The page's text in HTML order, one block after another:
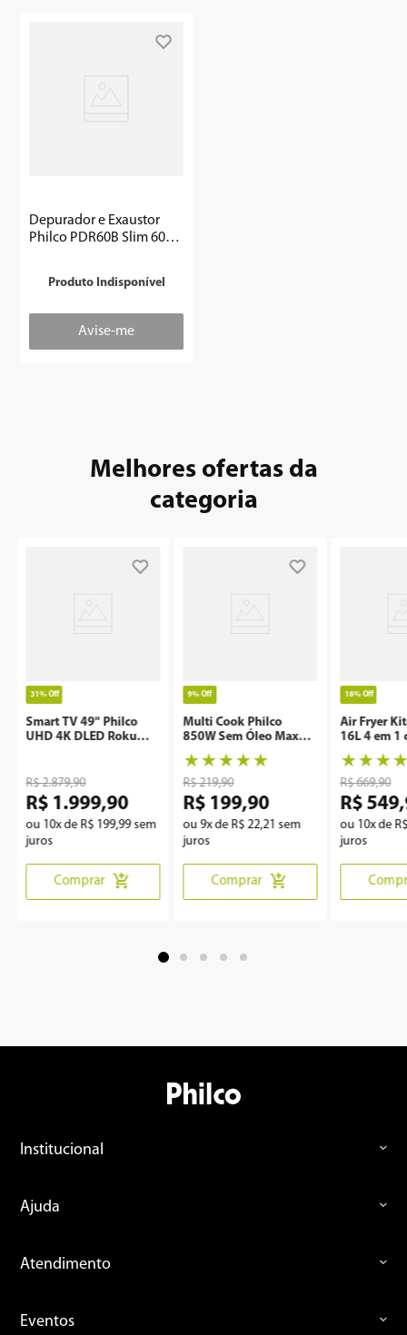
Depurador e Exaustor
Philco PDR60B Slim 60cm
Produto Indisponível
Melhores ofertas da
categoria
31% Off
Smart TV 49" Philco
UHD 4K DLED Roku
R$ 2.879,90
R$ 1.999,90
ou 10x de R$ 199,99sem
juros
Comprar
9% Off
Multi Cook Philco
850W Sem Óleo Maxx
Clean
★★★★★
R$ 219,90
R$ 199,90
ou9x de R$ 22,21 sem
juros
Comprar
18% Off
Air Fryer
16L 4 em 1
Rotisserie
★★★
R$ 669,90
R$ 549,
ou 10x de
juros
Institucional
Ajuda
Atendimento
Eventos